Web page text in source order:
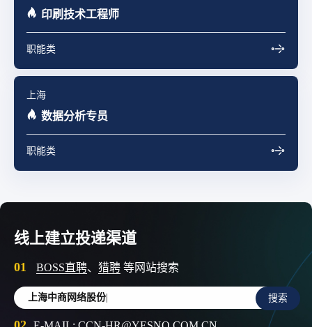
印刷技术工程师
职能类
上海
数据分析专员
职能类
线上建立投递渠道
01 BOSS直聘、 猎聘 等网站搜索
上海中商网络股份有限公司 搜索